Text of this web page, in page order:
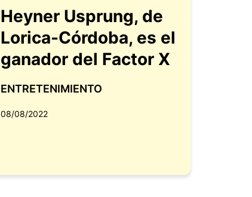
Heyner Usprung, de
Lorica-Córdoba, es el
ganador del Factor X
ENTRETENIMIENTO
08/08/2022